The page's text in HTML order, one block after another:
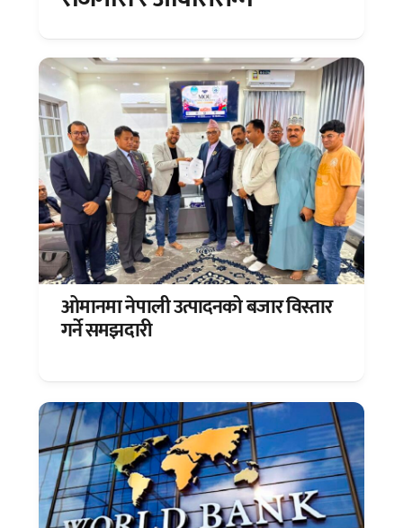
ओमानमा नेपाली उत्पादनको बजार विस्तार
गर्ने समझदारी